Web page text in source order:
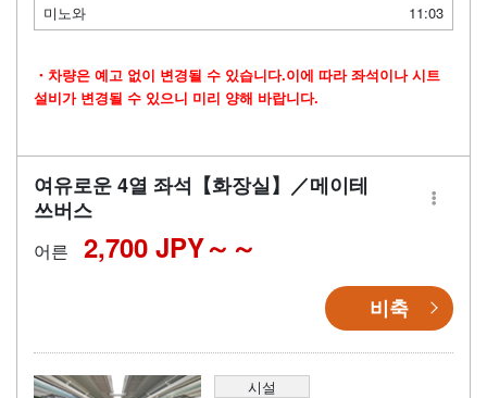
미노와
11:03
・차량은 예고 없이 변경될 수 있습니다.이에 따라 좌석이나 시트
설비가 변경될 수 있으니 미리 양해 바랍니다.
여유로운 4열 좌석【화장실】／메이테
쓰버스
어른 2,700 JPY～
비축
시설